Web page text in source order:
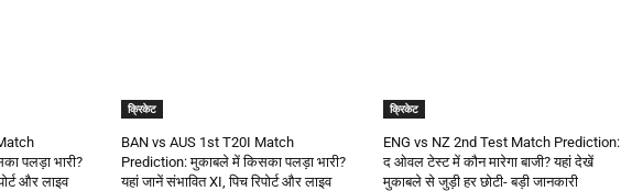
पलड़ा भारी?
और लाइव
क्रिकेट
BAN vs AUS 1st T20I Match
Prediction: मुकाबले में किसका पलड़ा भारी?
यहां जानें संभावित XI, पिच रिपोर्ट और लाइव
क्रिकेट
ENG vs NZ 2nd Test Match Prediction:
द ओवल टेस्ट में कौन मारेगा बाजी? यहां देखें
मुकाबले से जुड़ी हर छोटी- बड़ी जानकारी